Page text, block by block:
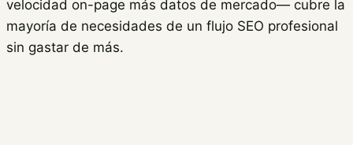
velocidad on-page más datos de mercado— cubre la
mayoría de necesidades de un flujo SEO profesional
sin gastar de más.